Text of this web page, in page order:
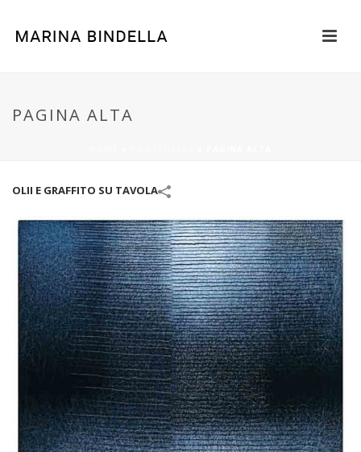
PAGINA ALTA
OLII E GRAFFITO SU TAVOLA